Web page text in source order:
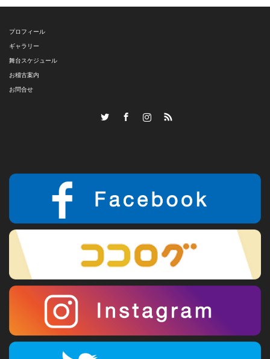
プロフィール
ギャラリー
舞台スケジュール
お稽古案内
お問合せ
Instagram
RSS